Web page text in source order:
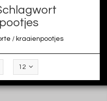
/ kraaienpootjes
12